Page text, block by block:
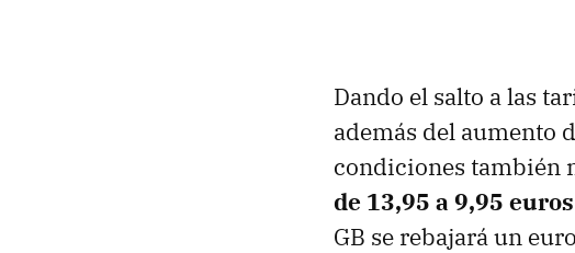
Dando el salto a las
además del aumento
condiciones también
de 13,95 a 9,95 euros
GB se rebajará un